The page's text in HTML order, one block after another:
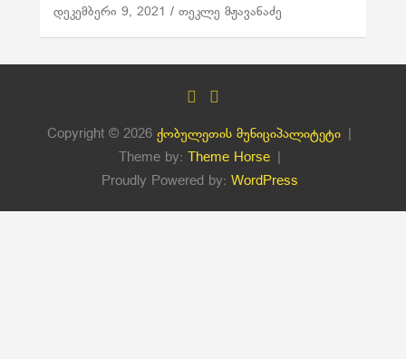
დეკემბერი 9, 2021 თეკლე მჟავანაძე
Copyright © 2026 ქობულეთის მუნიციპალიტეტი
Theme by: Theme Horse
Proudly Powered by: WordPress